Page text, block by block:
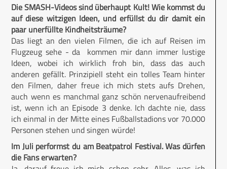
Die SMASH-Videos sind überhaupt Kult! Wie kommst du
auf diese witzigen Ideen, und erfüllst du dir damit ein
paar unerfüllte Kindheitsträume?
Das liegt an den vielen Filmen, die ich auf Reisen im
Flugzeug sehe - da kommen mir dann immer lustige
Ideen, wobei ich wirklich froh bin, dass das auch
anderen gefällt. Prinzipiell steht ein tolles Team hinter
den Filmen, daher freue ich mich stets aufs Drehen,
auch wenn es manchmal ganz schön nervenaufreibend
ist, wenn ich an Episode 3 denke. Ich dachte nie, dass
ich einmal in der Mitte eines Fußballstadions vor 70.000
Personen stehen und singen würde!
Im Juli performst du am Beatpatrol Festival. Was dürfen
die Fans erwarten?